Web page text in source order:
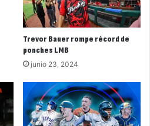
Trevor Bauer rompe récord de
ponches LMB
junio 23, 2024